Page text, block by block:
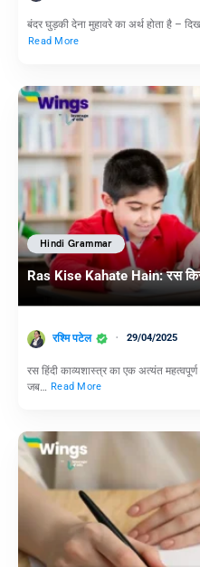
बंदर घुड़की देना मुहावरे का अर्थ होता है –
Read More
Hindi Grammar
Ras Kise Kahate Hain: रस
रश्मि पटेल 29/04/2025
रस हिंदी काव्यशास्त्र का एक अत्यंत
जब… Read More